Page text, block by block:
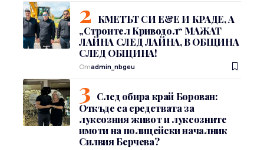
КМЕТЪТ СИ Е&Е И КРАДЕ, А
„Строител Криводол“ МАЖАТ
ЛАЙНА СЛЕД ЛАЙНА, В ОБЩИНА
СЛЕД ОБЩИНА!
Отadmin_nbgeu
След обира край Борован:
Откъде са средствата за
луксозния живот и луксозните
имоти на полицейски началник
Силвия Берчева?